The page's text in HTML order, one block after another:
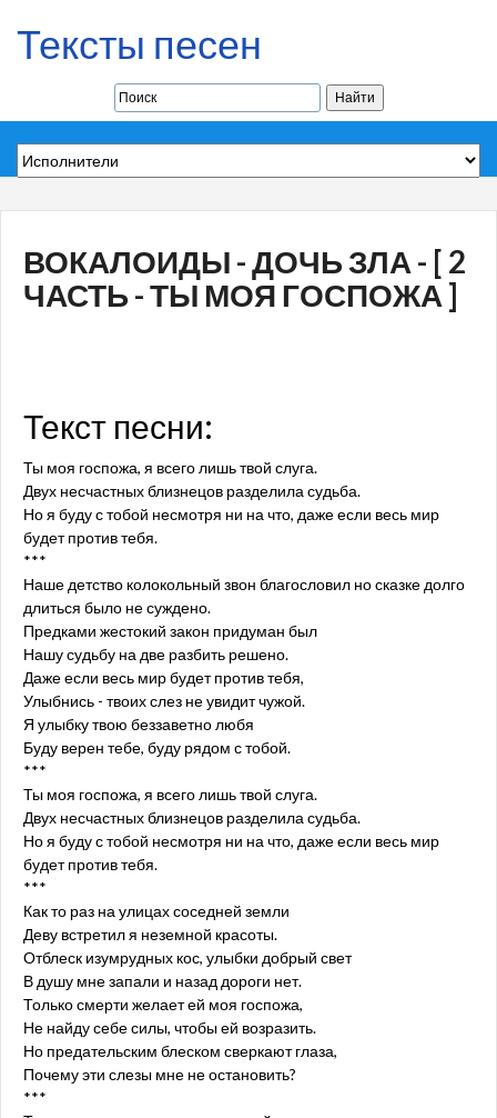
Тексты песен
ВОКАЛОИДЫ - ДОЧЬ ЗЛА - [ 2
ЧАСТЬ - ТЫ МОЯ ГОСПОЖА ]
Текст песни:
Ты моя госпожа, я всего лишь твой слуга.
Двух несчастных близнецов разделила судьба.
Но я буду с тобой несмотря ни на что, даже если весь мир
будет против тебя.
***
Наше детство колокольный звон благословил но сказке долго
длиться было не суждено.
Предками жестокий закон придуман был
Нашу судьбу на две разбить решено.
Даже если весь мир будет против тебя,
Улыбнись - твоих слез не увидит чужой.
Я улыбку твою беззаветно любя
Буду верен тебе, буду рядом с тобой.
***
Ты моя госпожа, я всего лишь твой слуга.
Двух несчастных близнецов разделила судьба.
Но я буду с тобой несмотря ни на что, даже если весь мир
будет против тебя.
***
Как то раз на улицах соседней земли
Деву встретил я неземной красоты.
Отблеск изумрудных кос, улыбки добрый свет
В душу мне запали и назад дороги нет.
Только смерти желает ей моя госпожа,
Не найду себе силы, чтобы ей возразить.
Но предательским блеском сверкают глаза,
Почему эти слезы мне не остановить?
***